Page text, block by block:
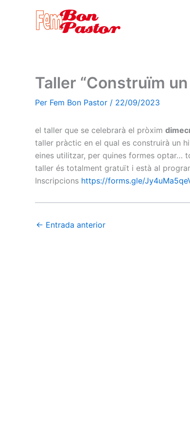
Taller “Construïm
Per Fem Bon Pastor / 22/09/2023
el taller que se celebrarà el pròxim
taller pràctic en el qual es construirà un
eines utilitzar, per quines formes optar…
taller és totalment gratuït i està al
Inscripcions https://forms.gle/
← Entrada anterior